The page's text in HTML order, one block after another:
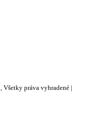
Všetky práva vyhradené |